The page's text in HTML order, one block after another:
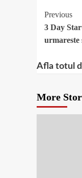
Previous
3 Day
Afla totul
More